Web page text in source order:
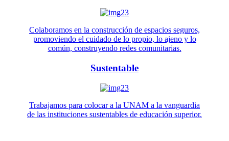
Colaboramos en la construcción de espacios seguros,
promoviendo el cuidado de lo propio, lo ajeno y lo
común, construyendo redes comunitarias.
Sustentable
Trabajamos para colocar a la UNAM a la vanguardia
de las instituciones sustentables de educación superior.